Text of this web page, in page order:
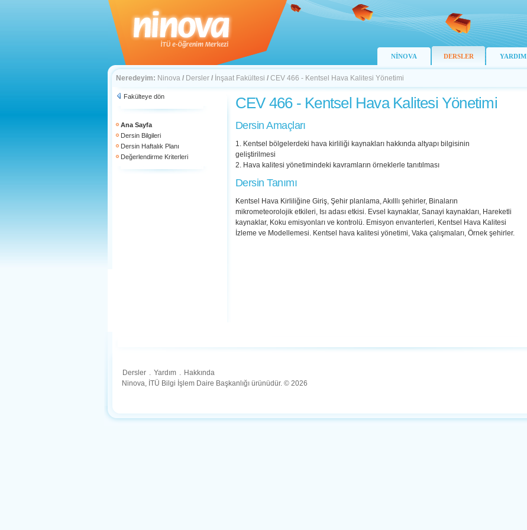
NİNOVA DERSLER YARDIM
Neredeyim: Ninova / Dersler / İnşaat Fakültesi / CEV 466 - Kentsel Hava Kalitesi Yönetimi
Fakülteye dön
Ana Sayfa
Dersin Bilgileri
Dersin Haftalık Planı
Değerlendirme Kriterleri
CEV 466 - Kentsel Hava Kalitesi Yönetimi
Dersin Amaçları
1. Kentsel bölgelerdeki hava kirliliği kaynakları hakkında altyapı bilgisinin
geliştirilmesi
2. Hava kalitesi yönetimindeki kavramların örneklerle tanıtılması
Dersin Tanımı
Kentsel Hava Kirliliğine Giriş, Şehir planlama, Akılllı şehirler, Binaların
mikrometeorolojik etkileri, Isı adası etkisi. Evsel kaynaklar, Sanayi kaynakları, Hareketli
kaynaklar, Koku emisyonları ve kontrolü. Emisyon envanterleri, Kentsel Hava Kalitesi
İzleme ve Modellemesi. Kentsel hava kalitesi yönetimi, Vaka çalışmaları, Örnek şehirler.
Dersler . Yardım . Hakkında
Ninova, İTÜ Bilgi İşlem Daire Başkanlığı ürünüdür. © 2026